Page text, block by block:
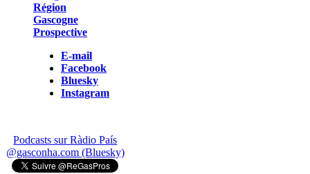
Région
Gascogne
Prospective
E-mail
Facebook
Bluesky
Instagram
Podcasts sur Ràdio País
@gasconha.com (Bluesky)